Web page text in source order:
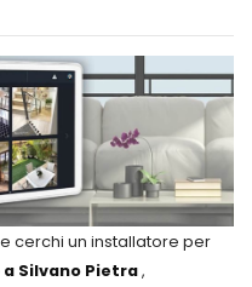
cerchi un installatore per
Silvano Pietra,